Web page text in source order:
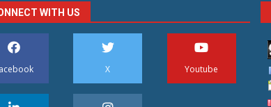
WITH US
X Youtube